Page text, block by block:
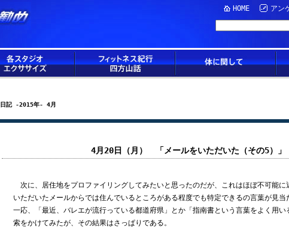
HOME アン
日記 -2015年- 4月
4月20日（月） 「メールをいただいた（その5）」
次に、居住地をプロファイリングしてみたいと思ったのだが、これはほぼ不可能に
いただいたメールからでは住んでいるところがある程度でも特定できるの言葉が見当
一応、「最近、バレエが流行っている都道府県」とか「指南書という言葉をよく用い
索をかけてみたが、その結果はさっぱりである。